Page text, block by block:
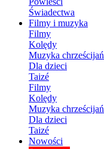
Świadectwa
Filmy i muzyka
Filmy
Kolędy
Muzyka
Dla dzieci
Taizé
Filmy
Kolędy
Muzyka
Dla dzieci
Taizé
Nowości